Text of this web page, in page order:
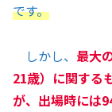
です。
しかし、 最大
21歳） に関する
が、出場時には